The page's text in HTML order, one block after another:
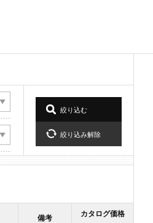
備考 カタログ価格